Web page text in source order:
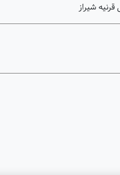
شیراز